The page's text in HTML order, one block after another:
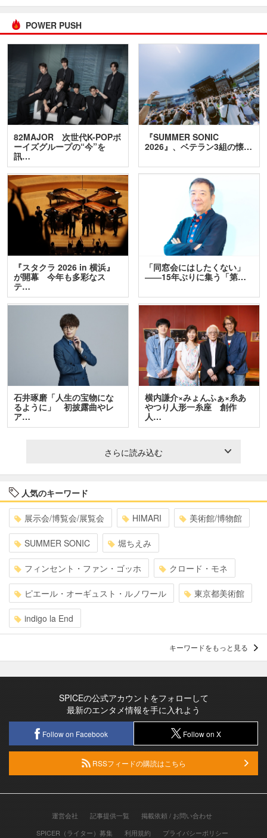
POWER PUSH
82MAJOR 次世代K-POPボ
ーイズグループの“今”を
訊…
『SUMMER SONIC
2026』、ベテラン3組の懐…
『スタクラ 2026 in 横浜』
が開幕 今年も多彩なス
テ…
「同窓会にはしたくない」
――15年ぶりに集う「第…
石井琢磨「人生の宝物にな
るように」 初披露曲やレ
ア…
横内謙介×みょんふぁ×糸あ
やつり人形一糸座 創作
人…
さらに読み込む
人気のキーワード
展示会/博覧会/展覧会 HIMARI 美術館/博物館
SUMMER SONIC 堀ちえみ
フィンセント・ファン・ゴッホ クロード・モネ
ピエール・オーギュスト・ルノワール 東京都美術館
indigo la End
キーワードをもっと見る
SPICEの公式アカウントをフォローして
最新のエンタメ情報を手に入れよう
Follow on Facebook Follow on X
RSSフィードの購読はこちら
運営会社 記事提供一覧
掲載依頼 / お問い合わせ
SPICER（ライター）募集
利用規約 プライバシーポリシー